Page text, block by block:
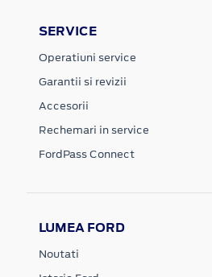
SERVICE
Operatiuni service
Garantii si revizii
Accesorii
Rechemari in service
FordPass Connect
LUMEA FORD
Noutati